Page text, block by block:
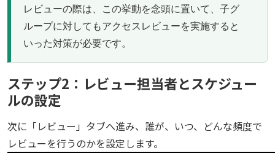
レビューの際は、この挙動を念頭に置いて、子グ
ループに対してもアクセスレビューを実施すると
いった対策が必要です。
ステップ2：レビュー担当者とスケジュー
ルの設定
次に「レビュー」タブへ進み、誰が、いつ、どんな頻度で
レビューを行うのかを設定します。